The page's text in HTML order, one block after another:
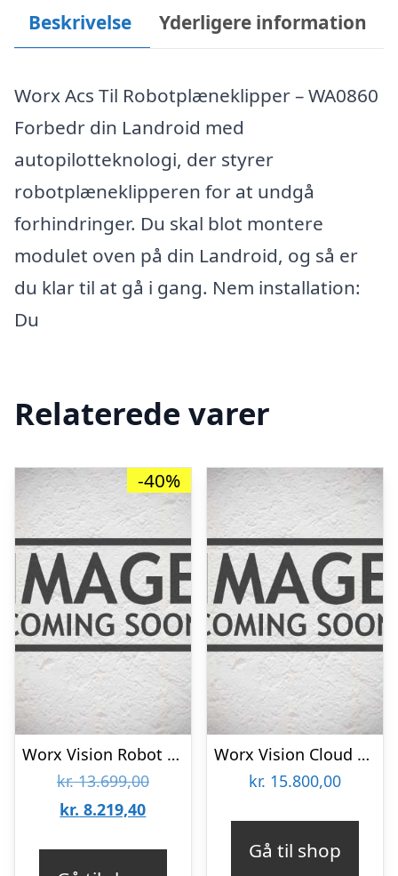
Beskrivelse Yderligere information
Worx Acs Til Robotplæneklipper – WA0860
Forbedr din Landroid med
autopilotteknologi, der styrer
robotplæneklipperen for at undgå
forhindringer. Du skal blot montere
modulet oven på din Landroid, og så er
du klar til at gå i gang. Nem installation:
Du
Relaterede varer
-40%
Worx Vision Robot Plæneklipper 1600m2 – WR216E
kr.13.699,00Den
kr. 8.219,40Den
Worx Vision Cloud RTK robotplæneklipper – 3.000 m2 – WR330E
kr. 15.800,00
Gå til shop